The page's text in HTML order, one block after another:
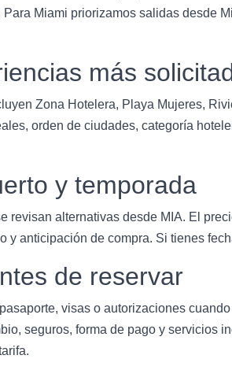
Miami priorizamos salidas desde
más
Zona Hotelera, Playa Mujeres,
orden de ciudades, categoría
y temporada
revisan alternativas desde MIA. El
y anticipación de compra. Si tienes
de reservar
visas o autorizaciones
seguros, forma de pago y servicios